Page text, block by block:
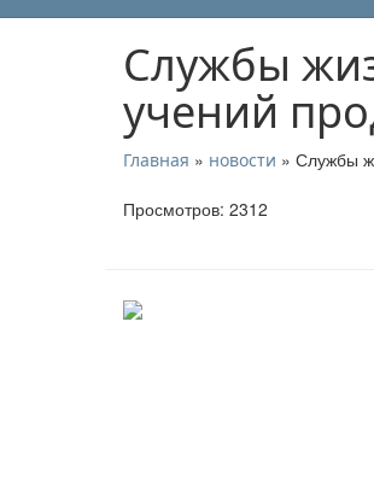
Службы
учений
Главная » новости » Службы
Просмотров: 2312